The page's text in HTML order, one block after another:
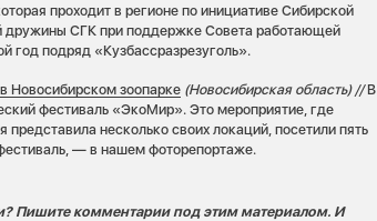
проходит в регионе по инициативе Сибирской
дружины СГК при поддержке Совета работающей
год подряд «Кузбассразрезуголь».
Новосибирском зоопарке (Новосибирская область) //В
фестиваль «ЭкоМир». Это мероприятие, где
несколько своих локаций, посетили пять
— в нашем фоторепортаже.
Пишите комментарии под этим материалом. И